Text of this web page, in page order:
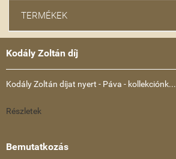
TERMÉKEK
Kodály Zoltán díj
Kodály Zoltán díjat nyert - Páva - kollekciónk...
Részletek
Bemutatkozás